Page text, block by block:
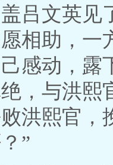
吕文英见
相助，一
感动，露
，与洪熙
洪熙官，
”